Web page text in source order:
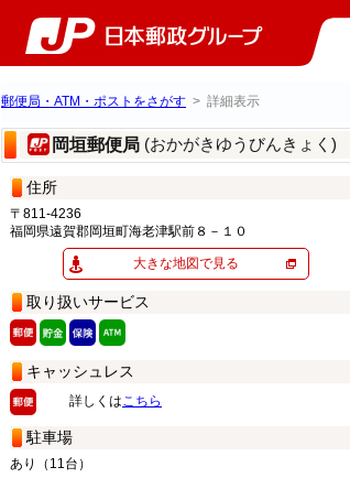
郵便局・ATM・ポストをさがす > 詳細表示
岡垣郵便局 (おかがきゆうびんきょく)
住所
〒811-4236
福岡県遠賀郡岡垣町海老津駅前８－１０
大きな地図で見る
取り扱いサービス
キャッシュレス
詳しくはこちら
駐車場
あり（11台）